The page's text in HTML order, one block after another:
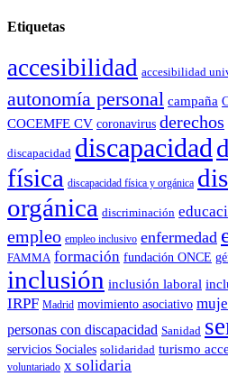
Etiquetas
accesibilidad accesibilidad
autonomía personal campaña
COCEMFE CV coronavirus derechos
discapacidad discapacidad
física discapacidad física y orgánica
orgánica discriminación
empleo empleo inclusivo enfermedad
FAMMA formación fundación ONCE
inclusión inclusión laboral
IRPF Madrid movimiento asociativo
personas con discapacidad Sanidad
servicios Sociales solidaridad turismo
voluntariado x solidaria